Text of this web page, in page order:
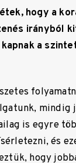
hogy a
irányból
a
mindig
is egyre
és
hogy